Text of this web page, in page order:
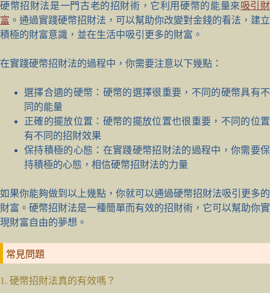
硬幣招財法是一門古老的招財術，它利用硬幣的能量來吸引財
富 。通過實踐硬幣招財法，可以幫助你改變對金錢的看法，建立
積極的財富意識，並在生活中吸引更多的財富。
在實踐硬幣招財法的過程中，你需要注意以下幾點：
選擇合適的硬幣：硬幣的選擇很重要，不同的硬幣具有不
同的能量
正確的擺放位置：硬幣的擺放位置也很重要，不同的位置
有不同的招財效果
保持積極的心態：在實踐硬幣招財法的過程中，你需要保
持積極的心態，相信硬幣招財法的力量
如果你能夠做到以上幾點，你就可以通過硬幣招財法吸引更多的
財富。硬幣招財法是一種簡單而有效的招財術，它可以幫助你實
現財富自由的夢想。
常見問題
1. 硬幣招財法真的有效嗎？